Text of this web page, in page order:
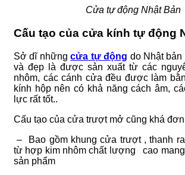
Cửa tự động Nhật Bản
Cấu tạo của cửa kính tự động
Sở dĩ nhữngcửa tự động do Nhật bản
và đẹp là được sản xuất từ các
nhôm, các cánh cửa đều được làm
kính hộp nên có khả năng cách âm,
lực rất tốt..
Cấu tạo của cửa trượt mở cũng khá
– Bao gồm khung cửa trượt , thanh
từ hợp kim nhôm chất lượng cao
sản phẩm